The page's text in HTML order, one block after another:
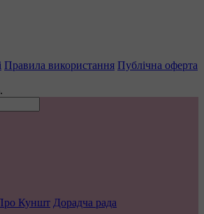
Правила використання Публічна оферта
Куншт Дорадча рада